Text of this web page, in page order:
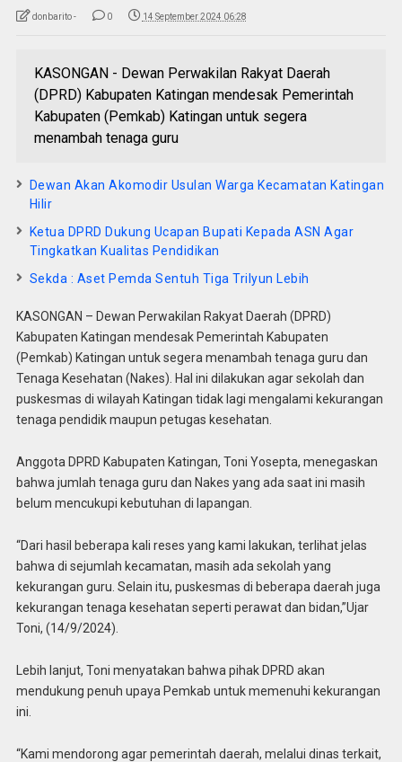
donbarito - 0 14 September 2024 06:28
KASONGAN - Dewan Perwakilan Rakyat Daerah
(DPRD) Kabupaten Katingan mendesak Pemerintah
Kabupaten (Pemkab) Katingan untuk segera
menambah tenaga guru
Dewan Akan Akomodir Usulan Warga Kecamatan Katingan
Hilir
Ketua DPRD Dukung Ucapan Bupati Kepada ASN Agar
Tingkatkan Kualitas Pendidikan
Sekda : Aset Pemda Sentuh Tiga Trilyun Lebih
KASONGAN – Dewan Perwakilan Rakyat Daerah (DPRD)
Kabupaten Katingan mendesak Pemerintah Kabupaten
(Pemkab) Katingan untuk segera menambah tenaga guru dan
Tenaga Kesehatan (Nakes). Hal ini dilakukan agar sekolah dan
puskesmas di wilayah Katingan tidak lagi mengalami kekurangan
tenaga pendidik maupun petugas kesehatan.
Anggota DPRD Kabupaten Katingan, Toni Yosepta, menegaskan
bahwa jumlah tenaga guru dan Nakes yang ada saat ini masih
belum mencukupi kebutuhan di lapangan.
“Dari hasil beberapa kali reses yang kami lakukan, terlihat jelas
bahwa di sejumlah kecamatan, masih ada sekolah yang
kekurangan guru. Selain itu, puskesmas di beberapa daerah juga
kekurangan tenaga kesehatan seperti perawat dan bidan,”Ujar
Toni, (14/9/2024).
Lebih lanjut, Toni menyatakan bahwa pihak DPRD akan
mendukung penuh upaya Pemkab untuk memenuhi kekurangan
ini.
“Kami mendorong agar pemerintah daerah, melalui dinas terkait,